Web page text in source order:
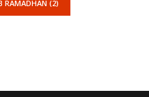
RAMADHAN (2)